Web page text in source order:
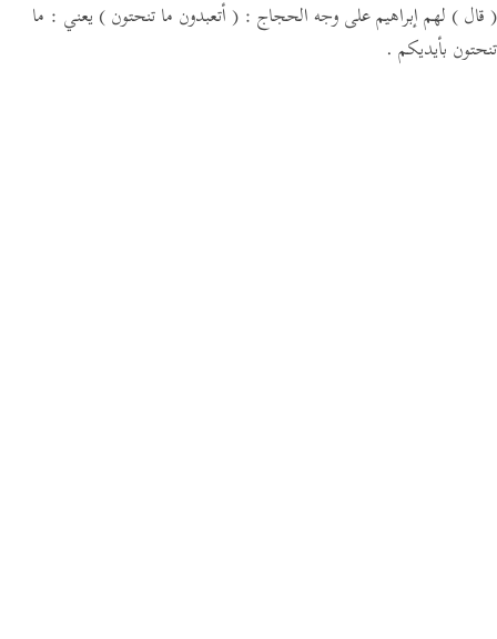
( قال ) لهم إبراهيم على وجه الحجاج : ( أتعبدون ما تنحتون ) يعني : ما
تنحتون بأيديكم .